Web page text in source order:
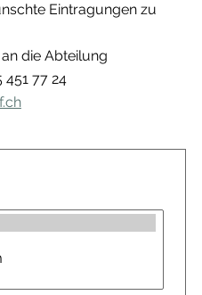
Eintragungen zu
die Abteilung
77 24